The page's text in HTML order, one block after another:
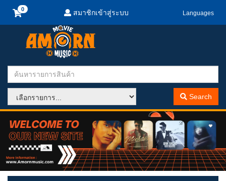
สมาชิกเข้าสู่ระบบ Languages
Search